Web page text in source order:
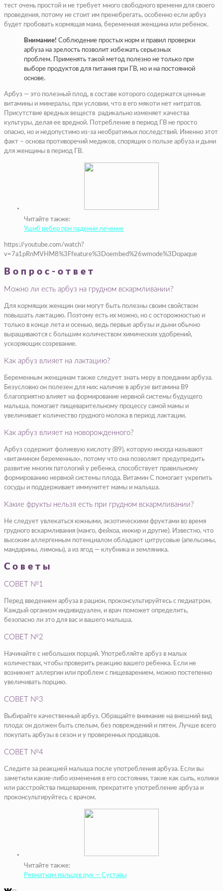
тест очень простой и не требует много свободного времени для своего
проведения, потому не стоит им пренебрегать, особенно если арбуз
будет пробовать кормящая мама, беременная женщина или ребенок.
Внимание! Соблюдение простых норм и правил проверки
арбуза на зрелость позволит избежать серьезных
проблем. Применять такой метод полезно не только при
выборе продуктов для питания при ГВ, но и на постоянной
основе.
Арбуз — это полезный плод, в составе которого содержатся ценные
витамины и минералы, при условии, что в его мякоти нет нитратов.
Присутствие вредных веществ радикально изменяет качества
культуры, делая ее вредной. Потребление в период ГВ не просто
опасно, но и недопустимо из-за необратимых последствий. Именно этот
факт – основа противоречий медиков, спорящих о пользе арбуза и дыни
для женщины в период ГВ.
Читайте также:
Ушиб ребер при падении лечение
https://youtube.com/watch?
v=7a1pRnMVHM8%3Ffeature%3Doembed%26wmode%3Dopaque
Вопрос-ответ
Можно ли есть арбуз на грудном вскармливании?
Для кормящих женщин они могут быть полезны своим свойством
повышать лактацию. Поэтому есть их можно, но с осторожностью и
только в конце лета и осенью, ведь первые арбузы и дыни обычно
выращиваются с большим количеством химических удобрений,
ускоряющих созревание.
Как арбуз влияет на лактацию?
Беременным женщинам также следует знать меру в поедании арбуза.
Безусловно он полезен для них: наличие в арбузе витамина В9
благоприятно влияет на формирование нервной системы будущего
малыша, помогает пищеварительному процессу самой мамы и
увеличивает количество грудного молока в период лактации.
Как арбуз влияет на новорожденного?
Арбуз содержит фолиевую кислоту (В9), которую иногда называют
«витамином беременных», потому что она позволяет предупредить
развитие многих патологий у ребенка, способствует правильному
формированию нервной системы плода. Витамин С помогает укрепить
сосуды и поддерживает иммунитет мамы и малыша.
Какие фрукты нельзя есть при грудном вскармливании?
Не следует увлекаться южными, экзотическими фруктами во время
грудного вскармливания (манго, фейхоа, инжир и другие). Известно, что
высоким аллергенным потенциалом обладают цитрусовые (апельсины,
мандарины, лимоны), а из ягод — клубника и земляника.
Советы
СОВЕТ №1
Перед введением арбуза в рацион, проконсультируйтесь с педиатром.
Каждый организм индивидуален, и врач поможет определить,
безопасно ли это для вас и вашего малыша.
СОВЕТ №2
Начинайте с небольших порций. Употребляйте арбуз в малых
количествах, чтобы проверить реакцию вашего ребенка. Если не
возникнет аллергии или проблем с пищеварением, можно постепенно
увеличивать порцию.
СОВЕТ №3
Выбирайте качественный арбуз. Обращайте внимание на внешний вид
плода: он должен быть спелым, без повреждений и пятен. Лучше всего
покупать арбузы в сезон и у проверенных продавцов.
СОВЕТ №4
Следите за реакцией малыша после употребления арбуза. Если вы
заметили какие-либо изменения в его состоянии, такие как сыпь, колики
или расстройства пищеварения, прекратите употребление арбуза и
проконсультируйтесь с врачом.
Читайте также:
Ревматизм пальцев рук — Суставы